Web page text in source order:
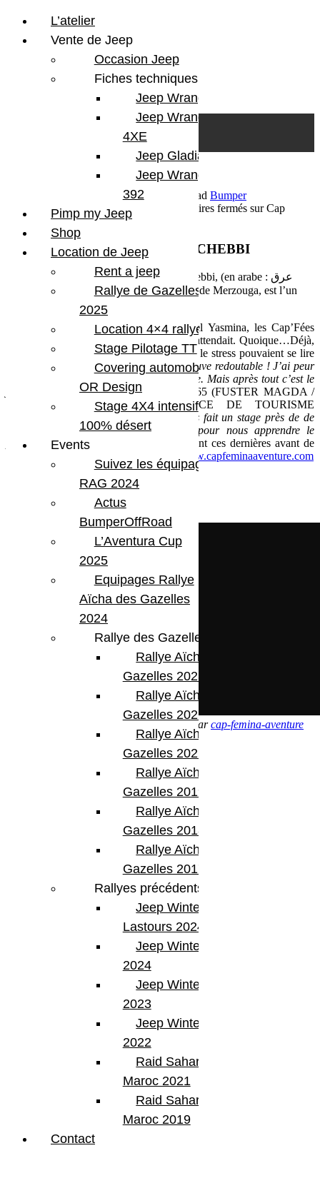
Par Martial BumperOffroad Bumper
Compétition En course Commentaires fermés sur Cap
Fémina 2016 Etape 4 ERG CHEBBI
Cap Fémina 2016 Etape 4 ERG CHEBBI
Etape 4 bienvenue dans le fameux Erg Chebbi, (en arabe : عرق
des deux grand ergs du Sahara Marocain.
En prenant le départ aux pieds de l’hôtel Yasmina, les Cap’Fées
étaient loin d ‘imaginer la journée qui les attendait. Quoique…Déjà,
lors du briefing matinal, les inquiétudes et le stress pouvaient se lire
sur certains visages.« Je trouve cette épreuve redoutable ! J’ai peur
de me retourner et de mal prendre la dune. Mais après tout c’est le
essaye de se motiver l’équipage 165 (FUSTER MAGDA /
BACZKIEWICZ NATHALIE (OFFICE DE TOURISME
GRAND TOURMALET).
« Nous avons fait un stage près de de
Tarbes dans un lit de rivière asséché pour nous apprendre le
pilotage de précision, alors… »,
soulignent ces dernières avant de
mettre le contact. lire la suite sur
http://www.capfeminaaventure.com
CFA 2016 – ETAPE 4 – ERG CHEBBI parcap-femina-aventure
Cap Femina 2016 étape 3
Cap Fémina 2016 Etape 5
L’atelier
Vente de Jeep
Occasion Jeep
Fiches techniques
Jeep Wrangler JL
Jeep Wrangler
4XE
Jeep Gladiator
Jeep Wrangler V8
392
Pimp my Jeep
Shop
Location de Jeep
Rent a jeep
Rallye de Gazelles
2025
Location 4×4 rallye
Stage Pilotage TT
Covering automobile –
OR Design
Stage 4X4 intensif
100% désert
Events
Suivez les équipages
RAG 2024
Actus
BumperOffRoad
L’Aventura Cup
2025
Equipages Rallye
Aïcha des Gazelles
2024
Rallye des Gazelles
Rallye Aïcha des
Gazelles 2023
Rallye Aïcha des
Gazelles 2022
Rallye Aïcha des
Gazelles 2021 -30th
Rallye Aïcha des
Gazelles 2019
Rallye Aïcha des
Gazelles 2018
Rallye Aïcha des
Gazelles 2017
Rallyes précédents
Jeep Winter
Lastours 2024
Jeep Winter Tour
2024
Jeep Winter Tour
2023
Jeep Winter Tour
2022
Raid Sahara Tour
Maroc 2021
Raid Sahara Tour
Maroc 2019
Contact